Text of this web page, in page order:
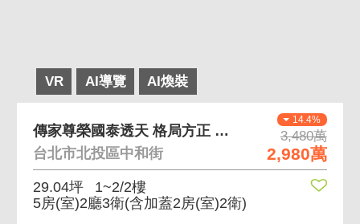
VR AI導覽 AI煥裝
14.4%
3,480萬
2,980萬
傳家尊榮國泰透天 格局方正 可直接整理 天然瓦斯
台北市北投區中和街
29.04坪
1~2/2樓
5房(室)2廳3衛(含加蓋2房(室)2衛)